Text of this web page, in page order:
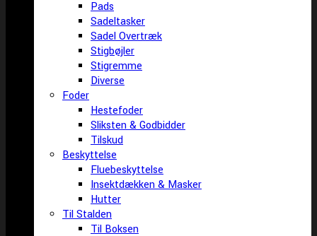
Pads
Sadeltasker
Sadel Overtræk
Stigbøjler
Stigremme
Diverse
Foder
Hestefoder
Sliksten & Godbidder
Tilskud
Beskyttelse
Fluebeskyttelse
Insektdækken & Masker
Hutter
Til Stalden
Til Boksen